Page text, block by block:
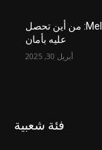
أحدث إصدار من MelBet APK: من أين تحصل
عليه بأمان
أبريل 30, 2025
فئة شعبية